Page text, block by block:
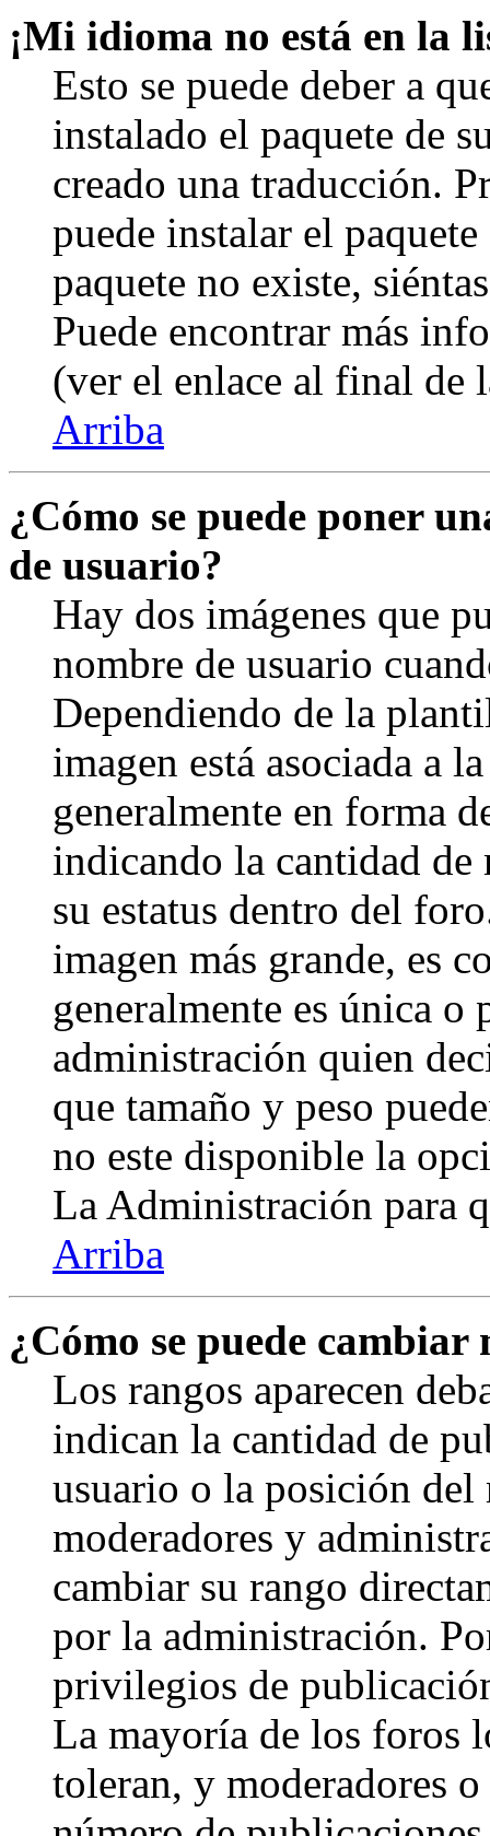
¡Mi idioma no está en la
Esto se puede deber a
instalado el paquete de
creado una traducción.
puede instalar el
paquete no existe,
Puede encontrar más
(ver el enlace al final de
Arriba
¿Cómo se puede poner
de usuario?
Hay dos imágenes que
nombre de usuario
Dependiendo de la
imagen está asociada a
generalmente en forma
indicando la cantidad de
su estatus dentro del
imagen más grande, es
generalmente es única o
administración quien
que tamaño y peso
no este disponible la
La Administración para
Arriba
¿Cómo se puede cambiar
Los rangos aparecen
indican la cantidad de
usuario o la posición
moderadores y
cambiar su rango
por la administración.
privilegios de
La mayoría de los foros
toleran, y moderadores